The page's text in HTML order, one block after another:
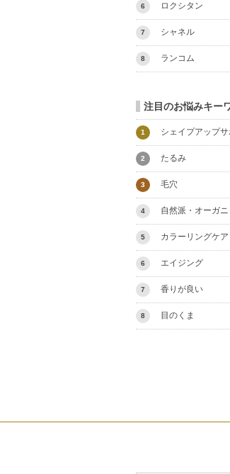
6 ロクシタン
7 シャネル
8 ランコム
注目のお悩みキー
1 シェイプアップサ
2 たるみ
3 毛穴
4 自然派・オーガニ
5 カラーリングケア
6 エイジング
7 香りが良い
8 目のくま